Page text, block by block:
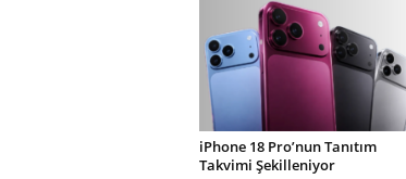
iPhone 18 Pro’nun Tanıtım
Takvimi Şekilleniyor